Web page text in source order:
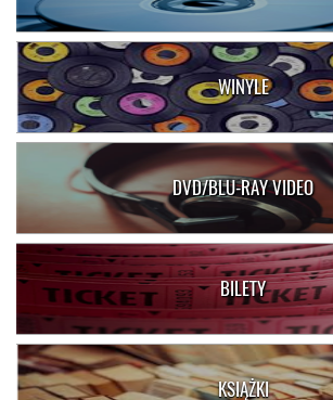
WINYLE
DVD/BLU-RAY VIDEO
BILETY
KSIĄŻKI